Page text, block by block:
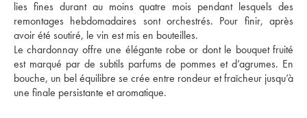
lies fines durant au moins quatre mois pendant lesquels des
remontages hebdomadaires sont orchestrés. Pour finir, après
avoir été soutiré, le vin est mis en bouteilles.
Le chardonnay offre une élégante robe or dont le bouquet fruité
est marqué par de subtils parfums de pommes et d’agrumes. En
bouche, un bel équilibre se crée entre rondeur et fraîcheur jusqu’à
une finale persistante et aromatique.